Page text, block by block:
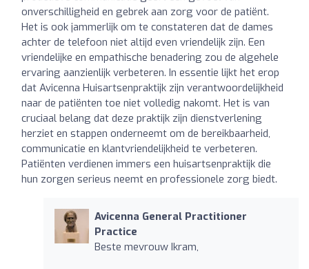
onverschilligheid en gebrek aan zorg voor de patiënt.
Het is ook jammerlijk om te constateren dat de dames
achter de telefoon niet altijd even vriendelijk zijn. Een
vriendelijke en empathische benadering zou de algehele
ervaring aanzienlijk verbeteren. In essentie lijkt het erop
dat Avicenna Huisartsenpraktijk zijn verantwoordelijkheid
naar de patiënten toe niet volledig nakomt. Het is van
cruciaal belang dat deze praktijk zijn dienstverlening
herziet en stappen onderneemt om de bereikbaarheid,
communicatie en klantvriendelijkheid te verbeteren.
Patiënten verdienen immers een huisartsenpraktijk die
hun zorgen serieus neemt en professionele zorg biedt.
Avicenna General Practitioner
Practice
Beste mevrouw Ikram,